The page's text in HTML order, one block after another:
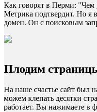
Как говорят в Перми: "Чем
Метрика подтвердит. Но я
домен. Он с поисковым
Плодим
На наше счастье сайт был
можем клепать десятки
работает. Вы нажимаете в